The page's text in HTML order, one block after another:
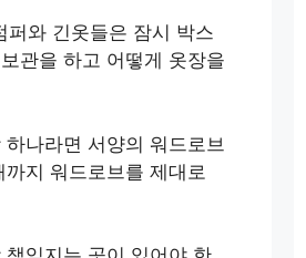
와 긴옷들은 잠시 박스
관을 하고 어떻게 옷장을
나라면 서양의 워드로브
지 워드로브를 제대로